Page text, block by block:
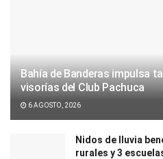
Bahía de Banderas impulsa
visorías del Club Pachuca
6 AGOSTO, 2026
Nidos de lluvia
rurales y 3